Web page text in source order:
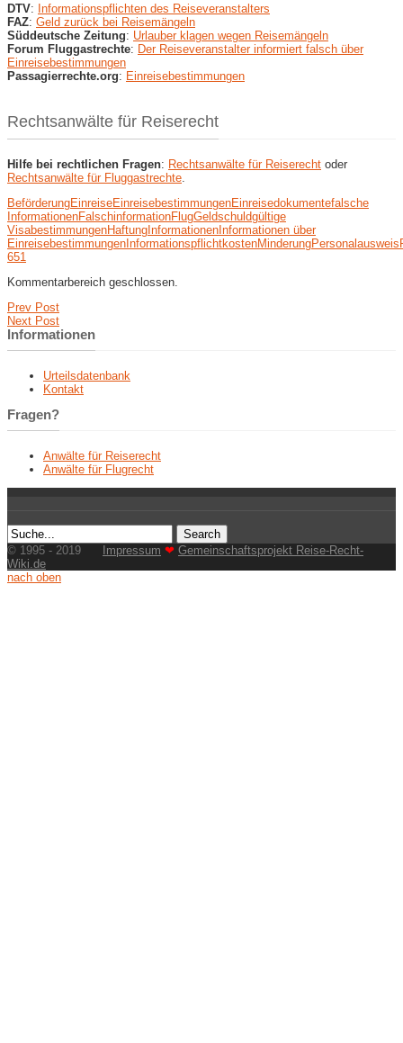
DTV: Informationspflichten des Reiseveranstalters
FAZ: Geld zurück bei Reisemängeln
Süddeutsche Zeitung: Urlauber klagen wegen Reisemängeln
Forum Fluggastrechte: Der Reiseveranstalter informiert falsch über
Einreisebestimmungen
Passagierrechte.org: Einreisebestimmungen
Rechtsanwälte für Reiserecht
Hilfe bei rechtlichen Fragen: Rechtsanwälte für Reiserecht oder
Rechtsanwälte für Fluggastrechte
BeförderungEinreiseEinreisebestimmungenEinreisedokumentefalsche
InformationenFalschinformationFlugGeldschuldgültige
VisabestimmungenHaftungInformationenInformationen über
EinreisebestimmungenInformationspflichtkostenMinderungPersonalausweis
651
Kommentarbereich geschlossen.
Prev Post
Next Post
Informationen
Urteilsdatenbank
Kontakt
Fragen?
Anwälte für Reiserecht
Anwälte für Flugrecht
© 1995 - 2019 Impressum ❤ Gemeinschaftsprojekt Reise-Recht-
Wiki.de
nach oben